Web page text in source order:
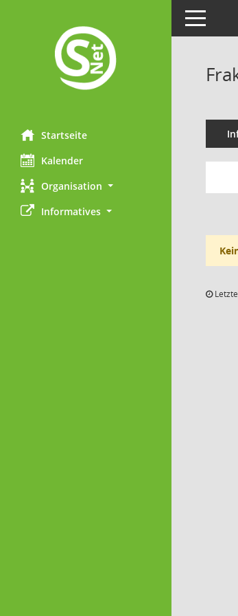
Startseite
Kalender
Organisation
Informatives
Toggle